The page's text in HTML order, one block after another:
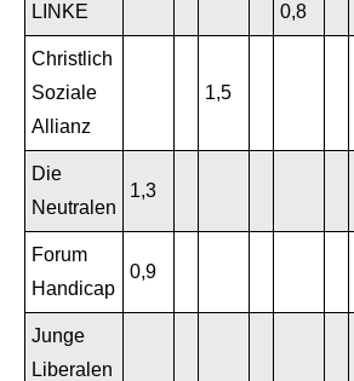
LINKE 0,8
Christlich
Soziale
Allianz
1,5
Die
Neutralen
1,3
Forum
Handicap
0,9
Junge
Liberalen